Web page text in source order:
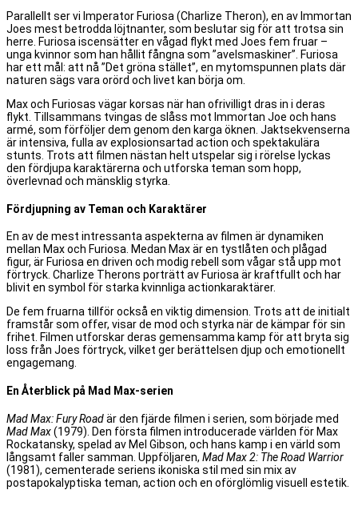
Parallellt ser vi Imperator Furiosa (Charlize Theron), en av Immortan
Joes mest betrodda löjtnanter, som beslutar sig för att trotsa sin
herre. Furiosa iscensätter en vågad flykt med Joes fem fruar –
unga kvinnor som han hållit fångna som ”avelsmaskiner”. Furiosa
har ett mål: att nå ”Det gröna stället”, en mytomspunnen plats där
naturen sägs vara orörd och livet kan börja om.
Max och Furiosas vägar korsas när han ofrivilligt dras in i deras
flykt. Tillsammans tvingas de slåss mot Immortan Joe och hans
armé, som förföljer dem genom den karga öknen. Jaktsekvenserna
är intensiva, fulla av explosionsartad action och spektakulära
stunts. Trots att filmen nästan helt utspelar sig i rörelse lyckas
den fördjupa karaktärerna och utforska teman som hopp,
överlevnad och mänsklig styrka.
Fördjupning av Teman och Karaktärer
En av de mest intressanta aspekterna av filmen är dynamiken
mellan Max och Furiosa. Medan Max är en tystlåten och plågad
figur, är Furiosa en driven och modig rebell som vågar stå upp mot
förtryck. Charlize Therons porträtt av Furiosa är kraftfullt och har
blivit en symbol för starka kvinnliga actionkaraktärer.
De fem fruarna tillför också en viktig dimension. Trots att de initialt
framstår som offer, visar de mod och styrka när de kämpar för sin
frihet. Filmen utforskar deras gemensamma kamp för att bryta sig
loss från Joes förtryck, vilket ger berättelsen djup och emotionellt
engagemang.
En Återblick på Mad Max-serien
Mad Max: Fury Roadär den fjärde filmen i serien, som började med
Mad Max(1979). Den första filmen introducerade världen för Max
Rockatansky, spelad av Mel Gibson, och hans kamp i en värld som
långsamt faller samman. Uppföljaren, Mad Max 2: The Road Warrior
(1981), cementerade seriens ikoniska stil med sin mix av
postapokalyptiska teman, action och en oförglömlig visuell estetik.